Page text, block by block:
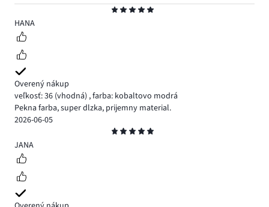
5
HANA
Overený nákup
veľkosť: 36 (vhodná) ,farba: kobaltovo modrá
Pekna farba, super dlzka, prijemny material.
2026-06-05
5
JANA